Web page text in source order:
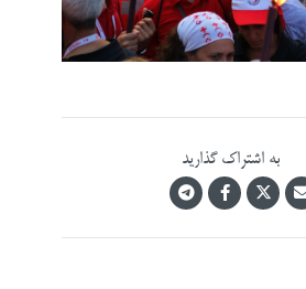
به اشتراک گذارید